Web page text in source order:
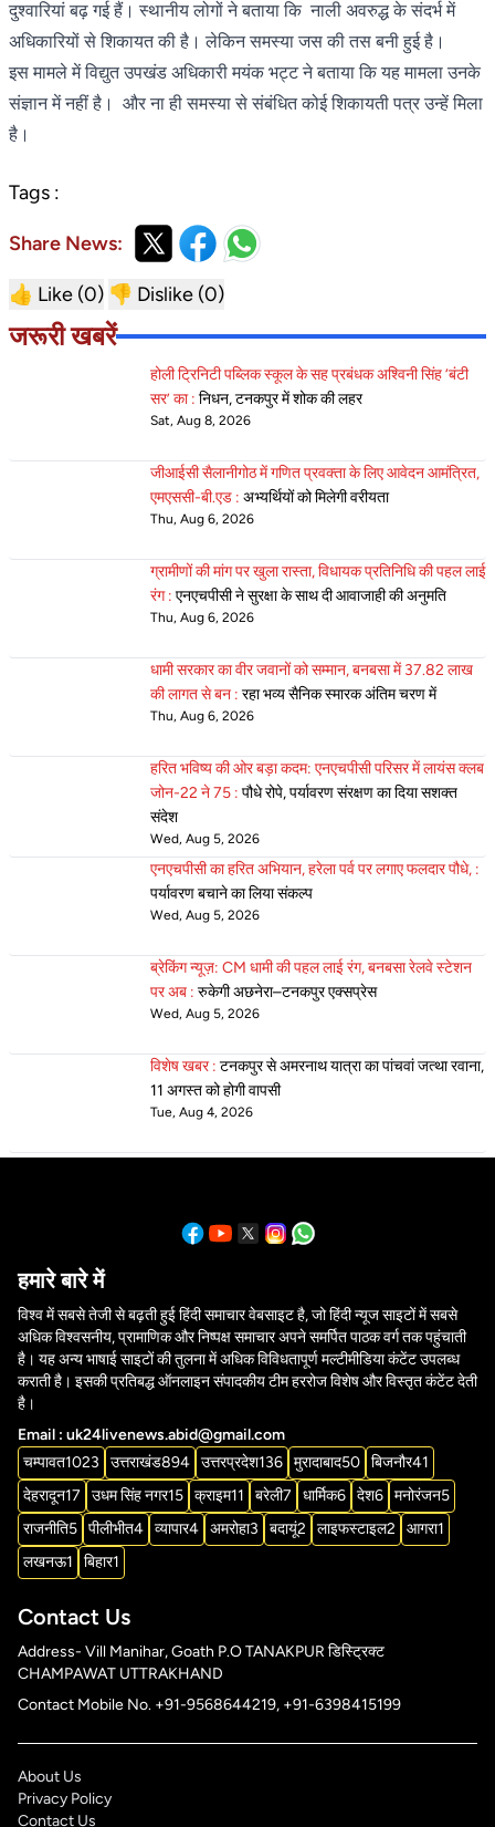
दुश्वारियां बढ़ गई हैं। स्थानीय लोगों ने बताया कि नाली अवरुद्ध के संदर्भ में
अधिकारियों से शिकायत की है। लेकिन समस्या जस की तस बनी हुई है।
इस मामले में विद्युत उपखंड अधिकारी मयंक भट्ट ने बताया कि यह मामला उनके
संज्ञान में नहीं है। और ना ही समस्या से संबंधित कोई शिकायती पत्र उन्हें मिला
है।
Tags :
Share News:
👍 Like (0) 👎 Dislike (0)
जरूरी खबरें
होली ट्रिनिटी पब्लिक स्कूल के सह प्रबंधक अश्विनी सिंह ‘बंटी
सर’ का : निधन, टनकपुर में शोक की लहर
Sat, Aug 8, 2026
जीआईसी सैलानीगोठ में गणित प्रवक्ता के लिए आवेदन आमंत्रित,
एमएससी-बी.एड : अभ्यर्थियों को मिलेगी वरीयता
Thu, Aug 6, 2026
ग्रामीणों की मांग पर खुला रास्ता, विधायक प्रतिनिधि की पहल लाई
रंग : एनएचपीसी ने सुरक्षा के साथ दी आवाजाही की अनुमति
Thu, Aug 6, 2026
धामी सरकार का वीर जवानों को सम्मान, बनबसा में 37.82 लाख
की लागत से बन : रहा भव्य सैनिक स्मारक अंतिम चरण में
Thu, Aug 6, 2026
हरित भविष्य की ओर बड़ा कदम: एनएचपीसी परिसर में लायंस क्लब
जोन-22 ने 75 : पौधे रोपे, पर्यावरण संरक्षण का दिया सशक्त
संदेश
Wed, Aug 5, 2026
एनएचपीसी का हरित अभियान, हरेला पर्व पर लगाए फलदार पौधे, :
पर्यावरण बचाने का लिया संकल्प
Wed, Aug 5, 2026
ब्रेकिंग न्यूज़: CM धामी की पहल लाई रंग, बनबसा रेलवे स्टेशन
पर अब : रुकेगी अछनेरा–टनकपुर एक्सप्रेस
Wed, Aug 5, 2026
विशेष खबर : टनकपुर से अमरनाथ यात्रा का पांचवां जत्था रवाना,
11 अगस्त को होगी वापसी
Tue, Aug 4, 2026
हमारे बारे में
विश्व में सबसे तेजी से बढ़ती हुई हिंदी समाचार वेबसाइट है, जो हिंदी न्यूज साइटों में सबसे
अधिक विश्वसनीय, प्रामाणिक और निष्पक्ष समाचार अपने समर्पित पाठक वर्ग तक पहुंचाती
है। यह अन्य भाषाई साइटों की तुलना में अधिक विविधतापूर्ण मल्टीमीडिया कंटेंट उपलब्ध
कराती है। इसकी प्रतिबद्ध ऑनलाइन संपादकीय टीम हररोज विशेष और विस्तृत कंटेंट देती
है।
Email : uk24livenews.abid@gmail.com
चम्पावत1023 उत्तराखंड894 उत्तरप्रदेश136 मुरादाबाद50 बिजनौर41
देहरादून17 उधम सिंह नगर15 क्राइम11 बरेली7 धार्मिक6 देश6 मनोरंजन5
राजनीति5 पीलीभीत4 व्यापार4 अमरोहा3 बदायूं2 लाइफस्टाइल2 आगरा1
लखनऊ1 बिहार1
Contact Us
Address- Vill Manihar, Goath P.O TANAKPUR डिस्ट्रिक्ट
CHAMPAWAT UTTRAKHAND
Contact Mobile No. +91-9568644219, +91-6398415199
About Us
Privacy Policy
Contact Us